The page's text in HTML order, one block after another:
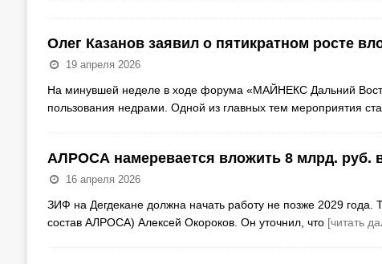
Олег Казанов заявил о пятикратном росте
19 апреля 2026
На минувшей неделе в ходе форума «МАЙНЕКС Дальний
пользования недрами. Одной из главных тем мероприятия
АЛРОСА намеревается вложить 8 млрд. руб.
16 апреля 2026
ЗИФ на Дегдекане должна начать работу не позже 2029
состав АЛРОСА) Алексей Окороков. Он уточнил, что [читать